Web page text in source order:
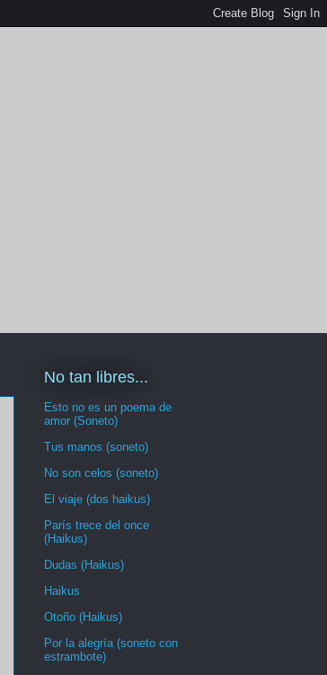
No tan libres...
Esto no es un poema de
amor (Soneto)
Tus manos (soneto)
No son celos (soneto)
El viaje (dos haikus)
París trece del once
(Haikus)
Dudas (Haikus)
Haikus
Otoño (Haikus)
Por la alegría (soneto con
estrambote)